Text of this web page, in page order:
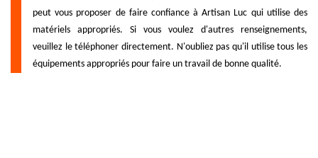
peut vous proposer de faire confiance à Artisan Luc qui utilise des
matériels appropriés. Si vous voulez d'autres renseignements,
veuillez le téléphoner directement. N'oubliez pas qu'il utilise tous les
équipements appropriés pour faire un travail de bonne qualité.